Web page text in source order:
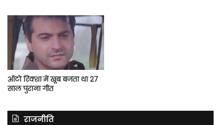
ऑटो रिक्शा में खूब बजता था 27
साल पुराना गीत
राजनीति